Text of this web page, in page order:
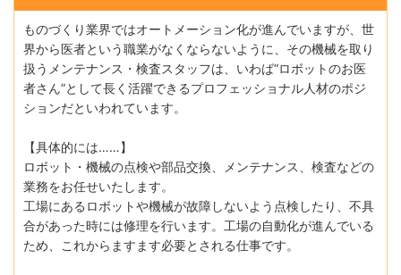
ものづくり業界ではオートメーション化が進んでいますが、世
界から医者という職業がなくならないように、その機械を取り
扱うメンテナンス・検査スタッフは、いわば“ロボットのお医
者さん”として長く活躍できるプロフェッショナル人材のポジ
ションだといわれています。
【具体的には……】
ロボット・機械の点検や部品交換、メンテナンス、検査などの
業務をお任せいたします。
工場にあるロボットや機械が故障しないよう点検したり、不具
合があった時には修理を行います。工場の自動化が進んでいる
ため、これからますます必要とされる仕事です。